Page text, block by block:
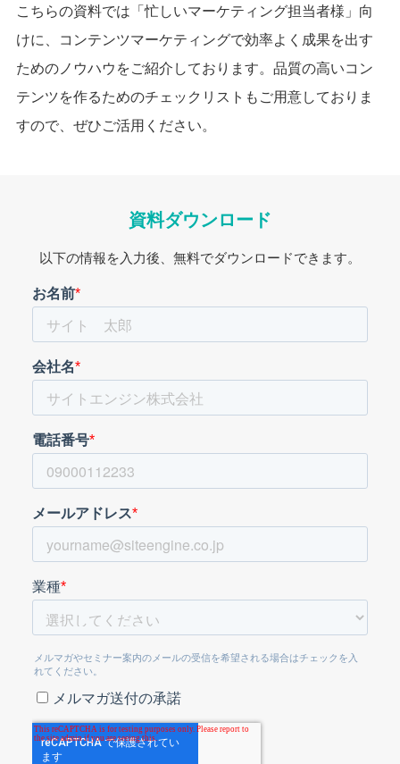
こちらの資料では「忙しいマーケティング担当者様」向
けに、コンテンツマーケティングで効率よく成果を出す
ためのノウハウをご紹介しております。品質の高いコン
テンツを作るためのチェックリストもご用意しておりま
すので、ぜひご活用ください。
資料ダウンロード
以下の情報を入力後、無料でダウンロードできます。